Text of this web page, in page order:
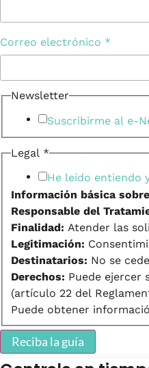
Correo electrónico *
Newsletter
Suscribirme al e-
Legal *
He leído entiendo
Información básica
Responsable del
Finalidad: Atender las
Legitimación:
Destinatarios: No se
Derechos: Puede ejercer
(artículo 22 del
Puede obtener
Reciba la guía